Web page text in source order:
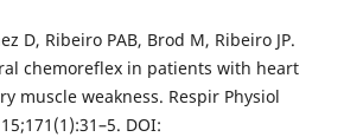
D, Ribeiro PAB, Brod M, Ribeiro JP.
chemoreflex in patients with heart
muscle weakness. Respir Physiol
DOI: